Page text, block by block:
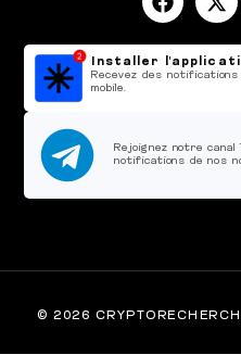
Installer
Recevez des
mobile.
Rejoignez notre canal
notifications de nos
© 2026